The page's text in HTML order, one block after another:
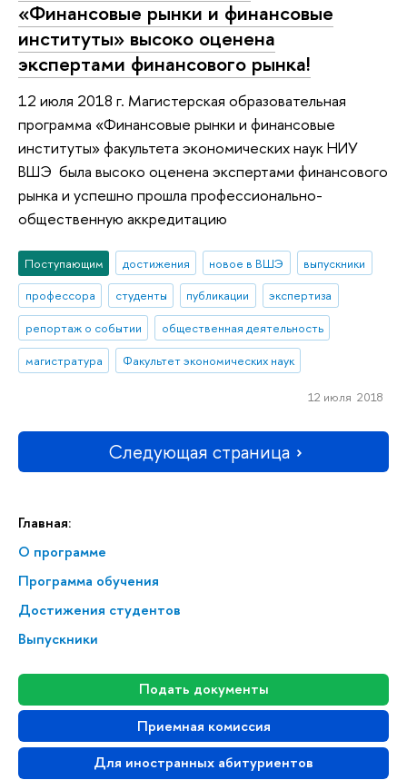
Главная:
О программе
Программа обучения
Достижения студентов
Выпускники
Подать документы
Приемная комиссия
Для иностранных абитуриентов
«Финансовые рынки и финансовые
институты» высоко оценена
экспертами финансового рынка!
12 июля 2018 г. Магистерская образовательная
программа «Финансовые рынки и финансовые
институты» факультета экономических наук НИУ
ВШЭ была высоко оценена экспертами финансового
рынка и успешно прошла профессионально-
общественную аккредитацию
Поступающим достижения новое в ВШЭ
выпускники
профессора
студенты публикации
экспертиза
репортаж о событии
общественная деятельность
магистратура
Факультет экономических наук
12 июля 2018
Следующая страница